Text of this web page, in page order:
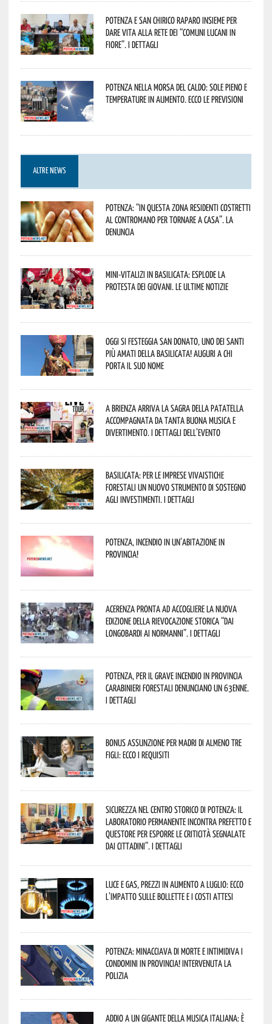
Potenza e San Chirico Raparo insieme per
dare vita alla rete dei “Comuni Lucani in
Fiore”. I dettagli
Potenza nella morsa del caldo: sole pieno e
temperature in aumento. Ecco le previsioni
ALTRE NEWS
Potenza: “In questa zona residenti costretti
al contromano per tornare a casa”. La
denuncia
Mini-vitalizi in Basilicata: esplode la
protesta dei giovani. Le ultime notizie
Oggi si festeggia San Donato, uno dei Santi
più amati della Basilicata! Auguri a chi
porta il suo nome
A Brienza arriva la Sagra della Patatella
accompagnata da tanta buona musica e
divertimento. I dettagli dell’evento
Basilicata: per le imprese vivaistiche
forestali un nuovo strumento di sostegno
agli investimenti. I dettagli
Potenza, incendio in un’abitazione in
provincia!
Acerenza pronta ad accogliere la nuova
edizione della rievocazione storica “Dai
Longobardi ai Normanni”. I dettagli
Potenza, per il grave incendio in Provincia
Carabinieri forestali denunciano un 63enne.
I dettagli
Bonus assunzione per madri di almeno tre
figli: ecco i requisiti
Sicurezza nel Centro Storico di Potenza: il
Laboratorio Permanente incontra Prefetto e
Questore per esporre le criticità segnalate
dai cittadini”. I dettagli
Luce e gas, prezzi in aumento a luglio: ecco
l’impatto sulle bollette e i costi attesi
Potenza: minacciava di morte e intimidiva i
condomini in provincia! Intervenuta la
Polizia
Addio a un gigante della musica italiana: è